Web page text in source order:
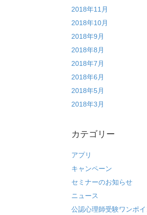
2018年11月
2018年10月
2018年9月
2018年8月
2018年7月
2018年6月
2018年5月
2018年3月
カテゴリー
アプリ
キャンペーン
セミナーのお知らせ
ニュース
公認心理師受験ワンポ